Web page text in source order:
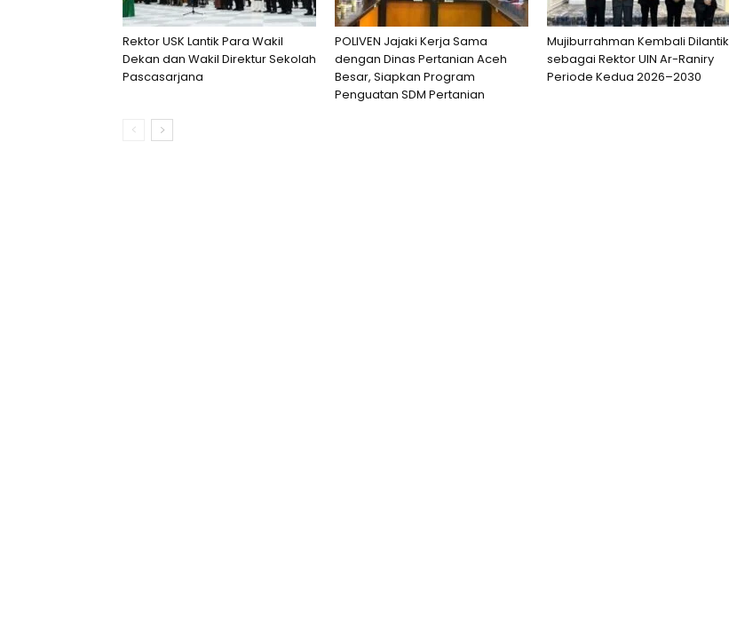
Rektor USK Lantik Para Wakil
Dekan dan Wakil Direktur Sekolah
Pascasarjana
POLIVEN Jajaki Kerja Sama
dengan Dinas Pertanian Aceh
Besar, Siapkan Program
Penguatan SDM Pertanian
Mujiburrahman Kembali Dilantik
sebagai Rektor UIN Ar-Raniry
Periode Kedua 2026–2030